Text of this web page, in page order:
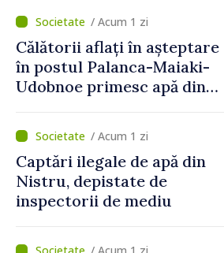
Naționale de Apărare pentru
perioada 2024–2034,
publicat în Monitorul Oficial
/ Acum 1 zi
Călătorii aflați în așteptare
în postul Palanca-Maiaki-
Udobnoe primesc apă din
și a polițiștilor de frontieră
/ Acum 1 zi
Captări ilegale de apă din
Nistru, depistate de
inspectorii de mediu
/ Acum 1 zi